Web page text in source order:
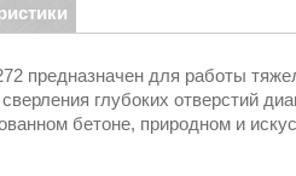
предназначен для работы
глубоких отверстий
бетоне, природном и